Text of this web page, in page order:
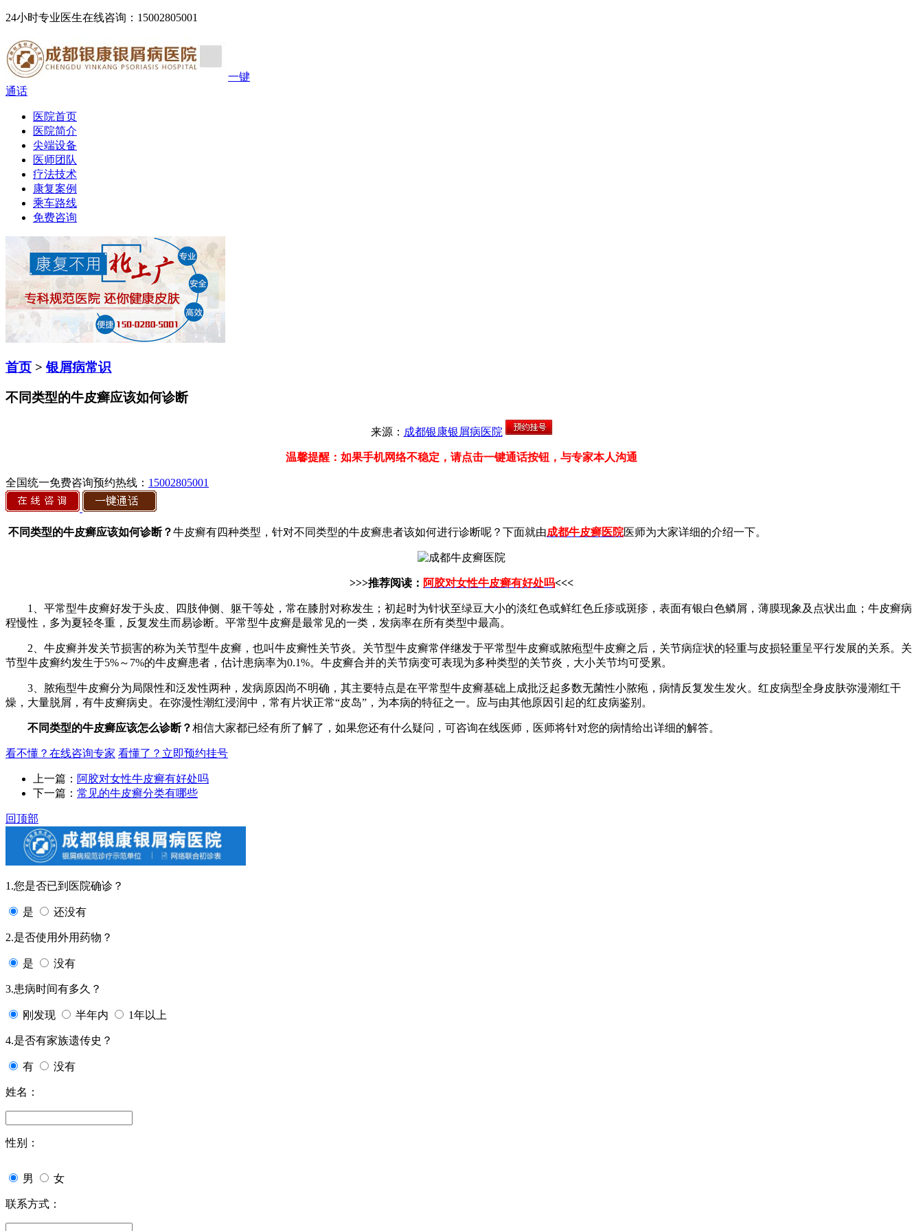
24小时专业医生在线咨询：15002805001
一键
通话
医院首页
医院简介
尖端设备
医师团队
疗法技术
康复案例
乘车路线
免费咨询
首页 >银屑病常识
不同类型的牛皮癣应该如何诊断
来源： 成都银康银屑病医院
温馨提醒：如果手机网络不稳定，请点击一键通话按钮，与专家本人沟通
全国统一免费咨询预约热线： 15002805001
不同类型的牛皮癣应该如何诊断？牛皮癣有四种类型，针对不同类型的牛皮癣患者该如何进行诊断呢？下面就由成都牛皮癣医院医师为大家详细的介绍一下。
>>>推荐阅读： 阿胶对女性牛皮癣有好处吗<<<
1、平常型牛皮癣好发于头皮、四肢伸侧、躯干等处，常在膝肘对称发生；初起时为针状至绿豆大小的淡红色或鲜红色丘疹或斑疹，表面有银白色鳞屑，薄膜现象及点状出血；牛皮癣病
程慢性，多为夏轻冬重，反复发生而易诊断。平常型牛皮癣是最常见的一类，发病率在所有类型中最高。
2、牛皮癣并发关节损害的称为关节型牛皮癣，也叫牛皮癣性关节炎。关节型牛皮癣常伴继发于平常型牛皮癣或脓疱型牛皮癣之后，关节病症状的轻重与皮损轻重呈平行发展的关系。关
节型牛皮癣约发生于5%～7%的牛皮癣患者，估计患病率为0.1%。牛皮癣合并的关节病变可表现为多种类型的关节炎，大小关节均可受累。
3、脓疱型牛皮癣分为局限性和泛发性两种，发病原因尚不明确，其主要特点是在平常型牛皮癣基础上成批泛起多数无菌性小脓疱，病情反复发生发火。红皮病型全身皮肤弥漫潮红干
燥，大量脱屑，有牛皮癣病史。在弥漫性潮红浸润中，常有片状正常“皮岛”，为本病的特征之一。应与由其他原因引起的红皮病鉴别。
不同类型的牛皮癣应该怎么诊断？相信大家都已经有所了解了，如果您还有什么疑问，可咨询在线医师，医师将针对您的病情给出详细的解答。
看不懂？在线咨询专家 看懂了？立即预约挂号
上一篇： 阿胶对女性牛皮癣有好处吗
下一篇： 常见的牛皮癣分类有哪些
回顶部
1.您是否已到医院确诊？
是 还没有
2.是否使用外用药物？
是 没有
3.患病时间有多久？
刚发现 半年内 1年以上
4.是否有家族遗传史？
有 没有
姓名：
性别：
男 女
联系方式：